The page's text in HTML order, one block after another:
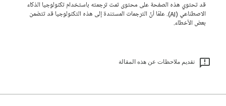
قد تحتوي هذه الصفحة على محتوى تمت ترجمته باستخدام تكنولوجيا الذكاء
الاصطناعي (AI). علمًا أنّ الترجمات المستندة إلى هذه التكنولوجيا قد تتضمن
بعض الأخطاء.
تقديم ملاحظات عن هذه المقالة